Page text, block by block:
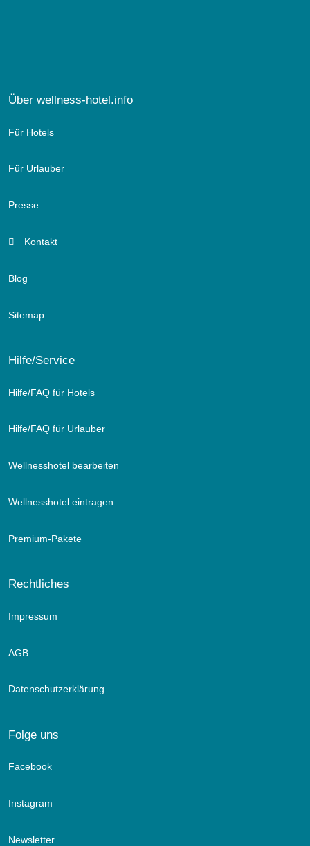
Über wellness-hotel.info
Für Hotels
Für Urlauber
Presse
Kontakt
Blog
Sitemap
Hilfe/Service
Hilfe/FAQ für Hotels
Hilfe/FAQ für Urlauber
Wellnesshotel bearbeiten
Wellnesshotel eintragen
Premium-Pakete
Rechtliches
Impressum
AGB
Datenschutzerklärung
Folge uns
Facebook
Instagram
Newsletter